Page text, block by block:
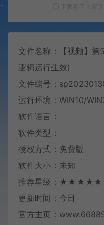
文件名称：【视频】第
逻辑运行生效)
文件编号：
运行环境：WIN10/
软件语言：
软件类型：
授权方式：免费版
软件大小：未知
推荐星级：★★★★★
更新时间：今日
官方主页：